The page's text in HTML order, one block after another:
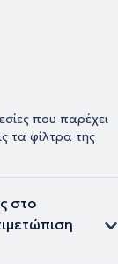
που παρέχει
τα φίλτρα της
στο